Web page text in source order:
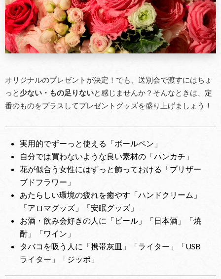
オリジナルのプレゼントが決定！でも、送別会で渡すにはちょ
っと少ない・もの足りないと感じませんか？そんなときは、定
番のものをプラスしてプレゼントグッズを盛り上げましょう！
実用的でずーっと使える「ボールペン」
自分では買わないような良い素材の「ハンカチ」
花が似合う女性にはずっと飾っておける「プリザー
ブドフラワー」
あたらしい環境の疲れを癒やす「ハンドクリーム」
「アロマグッズ」「安眠グッズ」
お酒・飲み会好きの人に「ビール」「日本酒」「焼
酎」「ワイン」
タバコを吸う人に「携帯灰皿」「ライター」「USB
ライター」「ジッポ」